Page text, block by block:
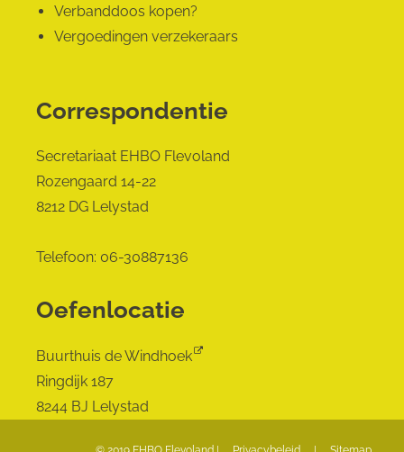
Verbanddoos kopen?
Vergoedingen verzekeraars
Correspondentie
Secretariaat EHBO Flevoland
Rozengaard 14-22
8212 DG Lelystad
Telefoon: 06-30887136
Oefenlocatie
Buurthuis de Windhoek
Ringdijk 187
8244 BJ Lelystad